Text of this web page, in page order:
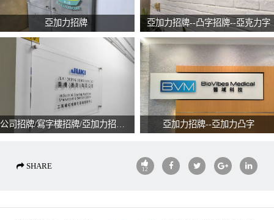
亞加力招牌 亞加力招牌--凸字招牌--亞克力字
亞加力招牌--亞加力凸字
SHARE 12